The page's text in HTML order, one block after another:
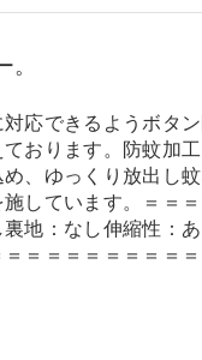
応できるようボタ
おります。防蚊加
、ゆっくり放出し
しています。＝＝
地：なし伸縮性：
＝＝＝＝＝＝＝＝＝